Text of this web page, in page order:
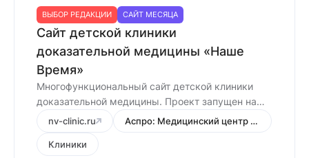
ВЫБОР РЕДАКЦИИ САЙТ МЕСЯЦА
Сайт детской клиники
доказательной медицины «Наше
Время»
Многофункциональный сайт детской клиники
доказательной медицины. Проект запущен на
современном готовом решении Аспро:
Медицинский центр 3.0.
nv-clinic.ru Аспро: Медицинский центр 3.0
Клиники